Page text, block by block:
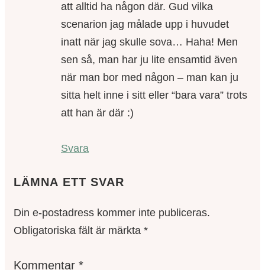
att alltid ha någon där. Gud vilka
scenarion jag målade upp i huvudet
inatt när jag skulle sova… Haha! Men
sen så, man har ju lite ensamtid även
när man bor med någon – man kan ju
sitta helt inne i sitt eller “bara vara” trots
att han är där :)
Svara
LÄMNA ETT SVAR
Din e-postadress kommer inte publiceras.
Obligatoriska fält är märkta *
Kommentar *